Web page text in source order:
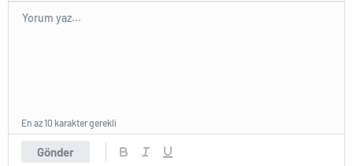
Gönder
En az 10 karakter gerekli